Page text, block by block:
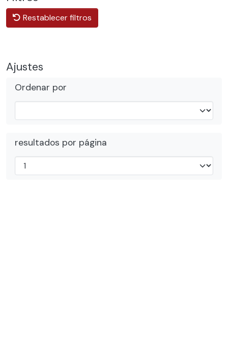
Restablecer filtros
Ajustes
Ordenar por
resultados por página